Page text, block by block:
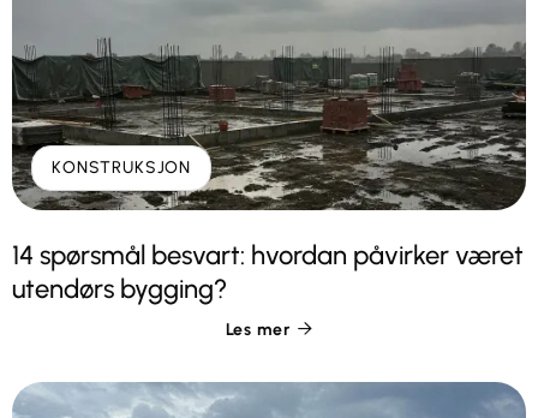
KONSTRUKSJON
14 spørsmål besvart: hvordan påvirker været
utendørs bygging?
Les mer 